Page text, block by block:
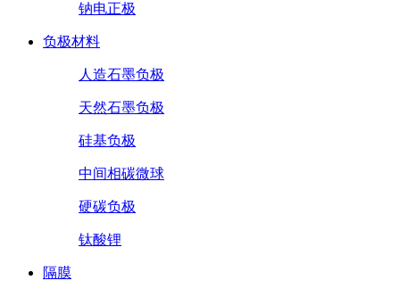
钠电正极
负极材料
人造石墨负极
天然石墨负极
硅基负极
中间相碳微球
硬碳负极
钛酸锂
隔膜